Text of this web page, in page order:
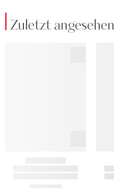
Zuletzt angesehen